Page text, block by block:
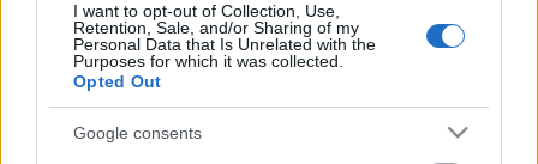
I want to opt-out of Collection, Use,
Retention, Sale, and/or Sharing of my
Personal Data that Is Unrelated with the
Purposes for which it was collected.
Opted Out
Google consents
„AZ EMBERT EMBERRÉ TETTE…” – VASÁRNAP